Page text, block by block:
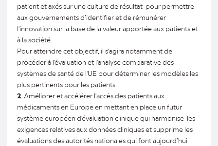
patient et axés sur une culture de résultat pour permettre
aux gouvernements d’identifier et de rémunérer
l'innovation sur la base de la valeur apportée aux patients et
à la société.
Pour atteindre cet objectif, il s’agira notamment de
procéder à l'évaluation et l'analyse comparative des
systèmes de santé de l'UE pour déterminer les modèles les
plus pertinents pour les patients.
2 . Améliorer et accélérer l'accès des patients aux
médicaments en Europe en mettant en place un futur
système européen d'évaluation clinique qui harmonise les
exigences relatives aux données cliniques et supprime les
évaluations des autorités nationales qui font aujourd’hui